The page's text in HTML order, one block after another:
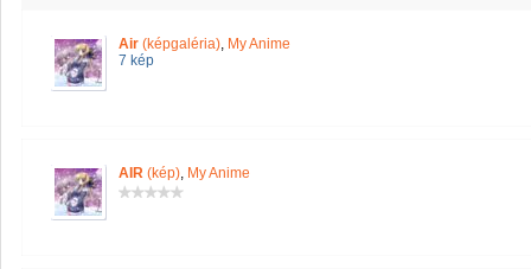
Air (képgaléria), My Anime
7 kép
AIR (kép), My Anime